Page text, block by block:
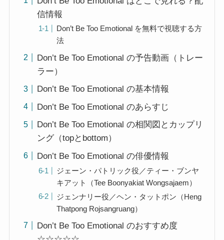
信情報
Don’t Be Too Emotional を無料で視聴する方
法
Don’t Be Too Emotional の予告動画（トレー
ラー）
Don’t Be Too Emotional の基本情報
Don’t Be Too Emotional のあらすじ
Don’t Be Too Emotional の相関図とカップリ
ング（topとbottom）
Don’t Be Too Emotional の俳優情報
ジェーン・パトリック役／ティー・ブンヤ
キアット（Tee Boonyakiat Wongsajaem）
ジェンナリー役／ヘン・タットポン（Heng
Thatpong Rojsangruang）
Don’t Be Too Emotional のおすすめ度